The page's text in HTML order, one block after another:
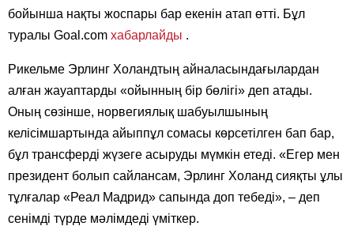
бойынша нақты жоспары бар екенін атап өтті. Бұл
туралы Goal.com хабарлайды .
Рикельме Эрлинг Холандтың айналасындағылардан
алған жауаптарды «ойынның бір бөлігі» деп атады.
Оның сөзінше, норвегиялық шабуылшының
келісімшартында айыппұл сомасы көрсетілген бап бар,
бұл трансферді жүзеге асыруды мүмкін етеді. «Егер мен
президент болып сайлансам, Эрлинг Холанд сияқты ұлы
тұлғалар «Реал Мадрид» сапында доп тебеді», – деп
сенімді түрде мәлімдеді үміткер.